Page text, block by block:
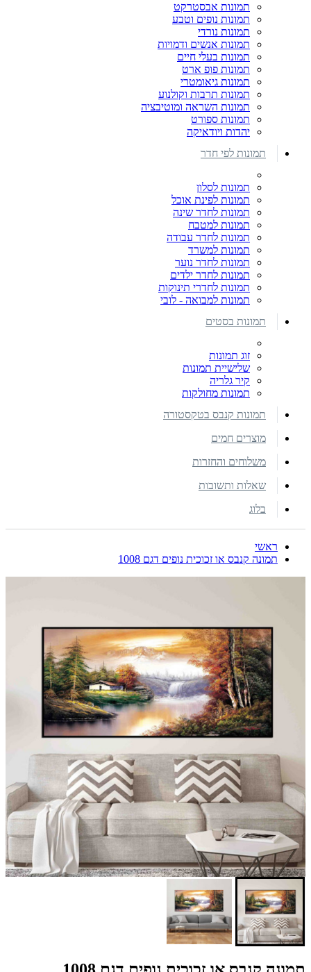
תמונות אבסטרקט
תמונות נופים וטבע
תמונות נורדי
תמונות אנשים ודמויות
תמונות בעלי חיים
תמונות פופ ארט
תמונות גיאומטרי
תמונות תרבות וקולנוע
תמונות השראה ומוטיבציה
תמונות ספורט
יהדות ויודאיקה
תמונות לפי חדר
תמונות לסלון
תמונות לפינת אוכל
תמונות לחדר שינה
תמונות למטבח
תמונות לחדר עבודה
תמונות למשרד
תמונות לחדר נוער
תמונות לחדר ילדים
תמונות לחדרי תינוקות
תמונות למבואה - לובי
תמונות בסטים
זוג תמונות
שלישיית תמונות
קיר גלריה
תמונות מחולקות
תמונות קנבס בטקסטורה
מוצרים חמים
משלוחים והחזרות
שאלות ותשובות
בלוג
ראשי
תמונה קנבס או זכוכית נופים דגם 1008